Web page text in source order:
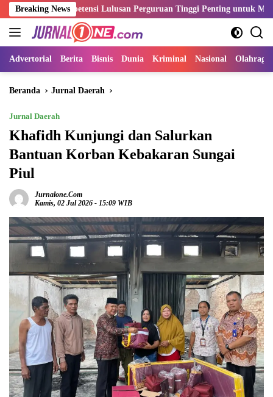
Langsung
ke
konten
Breaking News
Kompetensi Lulusan Perguruan Tinggi Penting untuk Menjawab
Advertorial Berita Bisnis Dunia Kriminal Nasional Olahraga
Beranda Jurnal Daerah
Jurnal Daerah
Khafidh Kunjungi dan Salurkan
Bantuan Korban Kebakaran Sungai
Piul
Jurnalone.com
Kamis, 02 Jul 2026 - 15:09 WIB